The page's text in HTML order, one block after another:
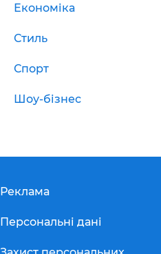
Економіка
Стиль
Спорт
Шоу-бізнес
Реклама
Персональні дані